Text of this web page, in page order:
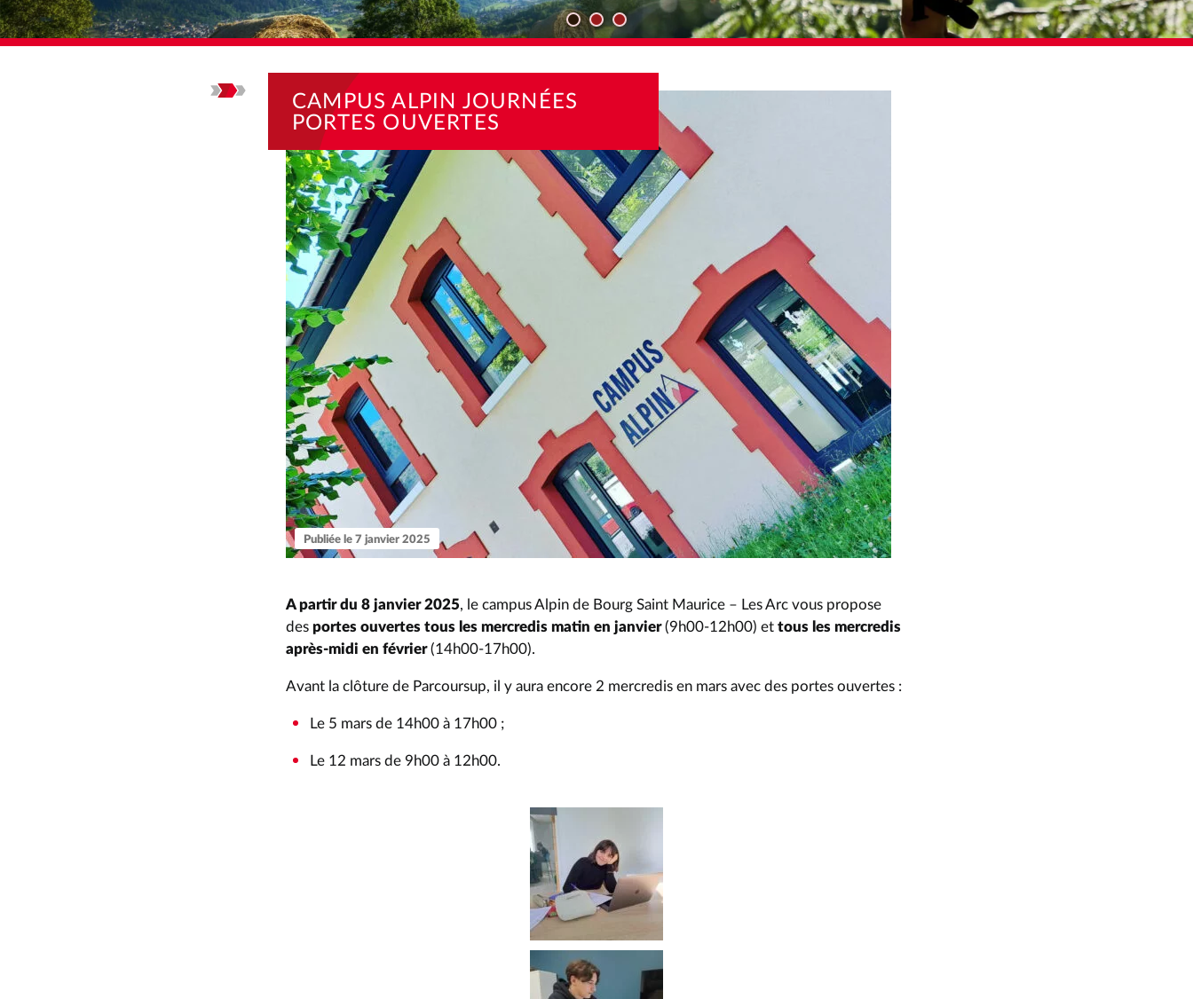
CAMPUS ALPIN JOURNÉES
PORTES OUVERTES
Publiée le 7 janvier 2025
A partir du 8 janvier 2025, le campus Alpin de Bourg Saint Maurice – Les Arc vous propose
des portes ouvertes tous les mercredis matin en janvier(9h00-12h00) et tous les mercredis
après-midi en février(14h00-17h00).
Avant la clôture de Parcoursup, il y aura encore 2 mercredis en mars avec des portes ouvertes :
Le 5 mars de 14h00 à 17h00 ;
Le 12 mars de 9h00 à 12h00.
PASSER LA GALERIE